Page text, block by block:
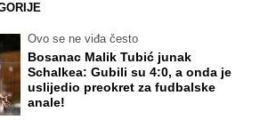
Ovo se ne viđa često
Bosanac Malik Tubić junak
Schalkea: Gubili su 4:0, a onda je
uslijedio preokret za fudbalske
anale!